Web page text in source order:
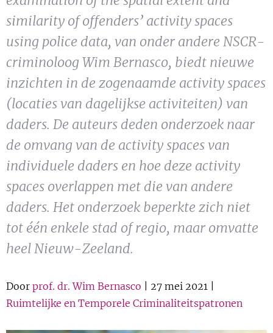
Over NSCR
Contact Show
Uitgelicht Show
Cursus Show
BLOG
Podcast
similarity of offenders’ activity spaces
using police data, van onder andere NSCR-
criminoloog Wim Bernasco, biedt nieuwe
inzichten in de zogenaamde activity spaces
(locaties van dagelijkse activiteiten) van
daders. De auteurs deden onderzoek naar
de omvang van de activity spaces van
individuele daders en hoe deze activity
spaces overlappen met die van andere
daders. Het onderzoek beperkte zich niet
tot één enkele stad of regio, maar omvatte
heel Nieuw-Zeeland.
Door prof. dr. Wim Bernasco | 27 mei 2021 |
Ruimtelijke en Temporele Criminaliteitspatronen